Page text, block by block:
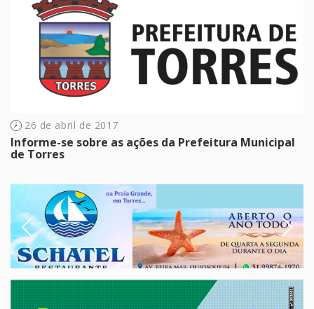
26 de abril de 2017
Informe-se sobre as ações da Prefeitura Municipal
de Torres
Previous Next